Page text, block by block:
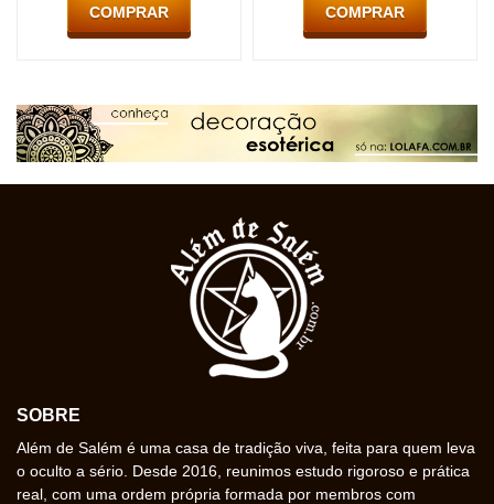
COMPRAR COMPRAR
SOBRE
Além de Salém é uma casa de tradição viva, feita para quem leva
o oculto a sério. Desde 2016, reunimos estudo rigoroso e prática
real, com uma ordem própria formada por membros com